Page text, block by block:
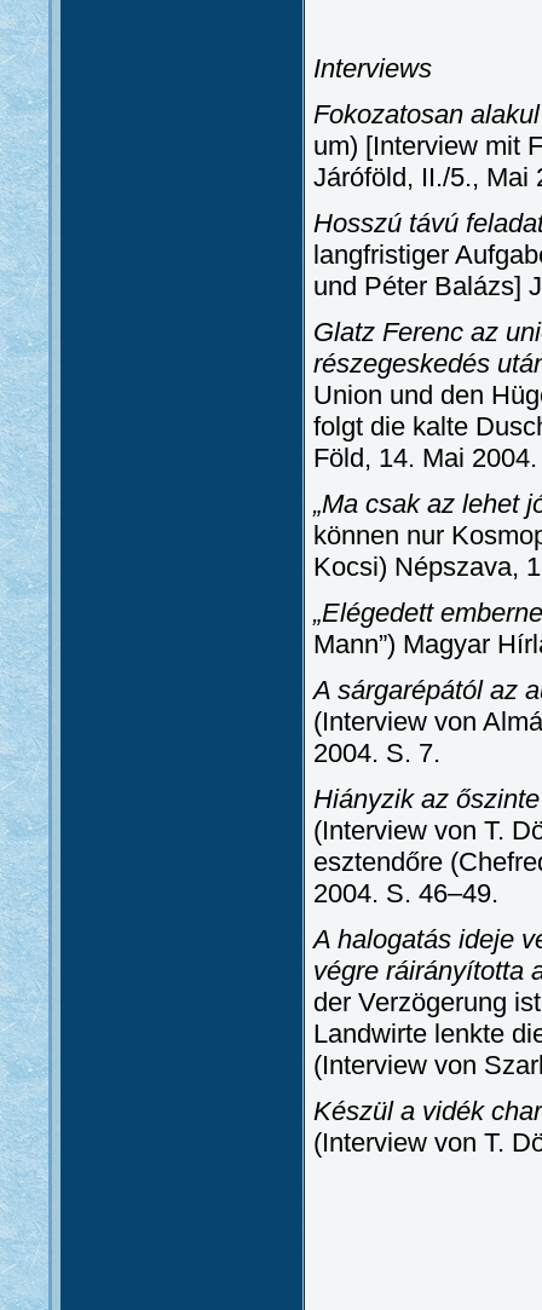
Interviews
Fokozatosan
um) [Interview mit
Járóföld, II./5., Mai
Hosszú távú
langfristiger
und Péter Balázs]
Glatz Ferenc az
részegeskedés
Union und den
folgt die kalte
Föld, 14. Mai
„Ma csak az lehet
können nur
Kocsi) Népszava,
„Elégedett
Mann”) Magyar
A sárgarépától az
(Interview von
2004. S. 7.
Hiányzik az
(Interview von T.
esztendőre
2004. S. 46–49.
A halogatás ideje
végre ráirányította
der Verzögerung
Landwirte lenkte
(Interview von
Készül a vidék
(Interview von T.